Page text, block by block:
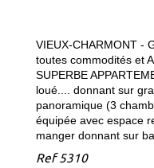
VIEUX-CHARMONT -
toutes commodités et
SUPERBE
loué.... donnant sur
panoramique (3
équipée avec espace
manger donnant sur
Ref5310